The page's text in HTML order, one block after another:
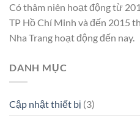
Có thâm niên hoạt động từ
TP Hồ Chí Minh và đến 2015
Nha Trang hoạt động đến nay.
DANH MỤC
Cập nhật thiết bị (3)